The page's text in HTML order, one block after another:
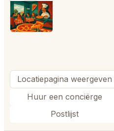
⭐
Locatiepagina weergeven
Huur een conciërge
Postlijst